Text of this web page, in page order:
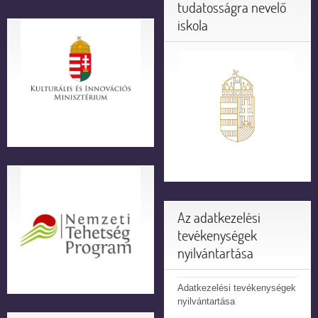
tudatosságra nevelő
iskola
Az adatkezelési
tevékenységek
nyilvántartása
Adatkezelési tevékenységek
nyilvántartása